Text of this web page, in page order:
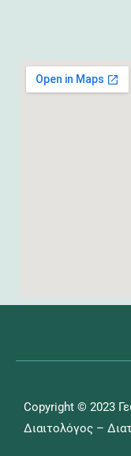
Copyright © 2023
Διαιτολόγος –